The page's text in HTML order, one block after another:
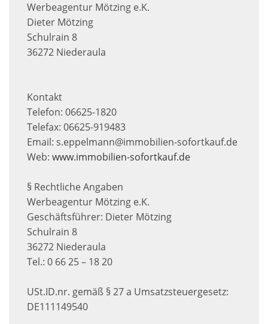
Werbeagentur Mötzing e.K.
Dieter Mötzing
Schulrain 8
36272 Niederaula
Kontakt
Telefon: 06625-1820
Telefax: 06625-919483
Email: s.eppelmann@immobilien-sofortkauf.de
Web: www.immobilien-sofortkauf.de
§ Rechtliche Angaben
Werbeagentur Mötzing e.K.
Geschäftsführer: Dieter Mötzing
Schulrain 8
36272 Niederaula
Tel.: 0 66 25 – 18 20
USt.ID.nr. gemäß § 27 a Umsatzsteuergesetz:
DE111149540